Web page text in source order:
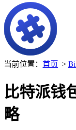
当前位置： 首页 >
比特派钱
略